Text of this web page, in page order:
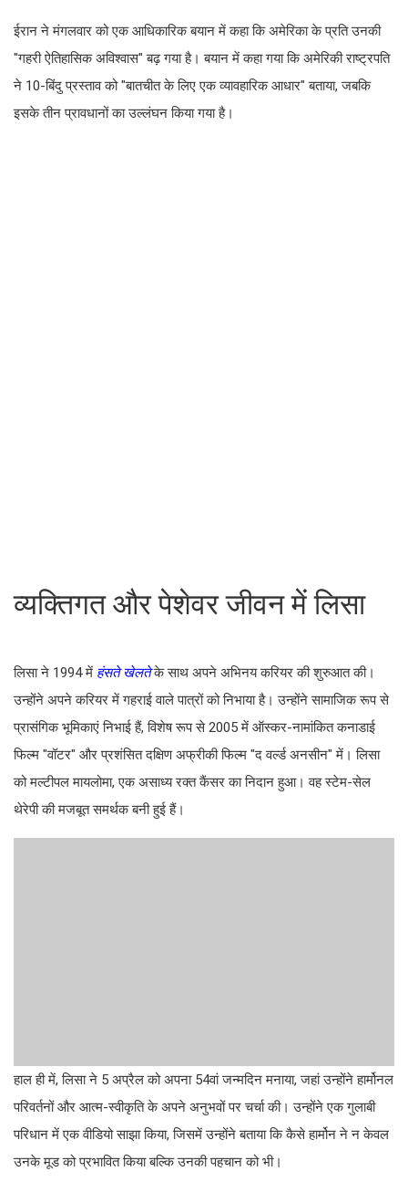
ईरान ने मंगलवार को एक आधिकारिक बयान में कहा कि अमेरिका के प्रति उनकी
"गहरी ऐतिहासिक अविश्वास" बढ़ गया है। बयान में कहा गया कि अमेरिकी राष्ट्रपति
ने 10-बिंदु प्रस्ताव को "बातचीत के लिए एक व्यावहारिक आधार" बताया, जबकि
इसके तीन प्रावधानों का उल्लंघन किया गया है।
व्यक्तिगत और पेशेवर जीवन में लिसा
लिसा ने 1994 में हंसते खेलतेके साथ अपने अभिनय करियर की शुरुआत की।
उन्होंने अपने करियर में गहराई वाले पात्रों को निभाया है। उन्होंने सामाजिक रूप से
प्रासंगिक भूमिकाएं निभाई हैं, विशेष रूप से 2005 में ऑस्कर-नामांकित कनाडाई
फिल्म "वॉटर" और प्रशंसित दक्षिण अफ्रीकी फिल्म "द वर्ल्ड अनसीन" में। लिसा
को मल्टीपल मायलोमा, एक असाध्य रक्त कैंसर का निदान हुआ। वह स्टेम-सेल
थेरेपी की मजबूत समर्थक बनी हुई हैं।
हाल ही में, लिसा ने 5 अप्रैल को अपना 54वां जन्मदिन मनाया, जहां उन्होंने हार्मोनल
परिवर्तनों और आत्म-स्वीकृति के अपने अनुभवों पर चर्चा की। उन्होंने एक गुलाबी
परिधान में एक वीडियो साझा किया, जिसमें उन्होंने बताया कि कैसे हार्मोन ने न केवल
उनके मूड को प्रभावित किया बल्कि उनकी पहचान को भी।